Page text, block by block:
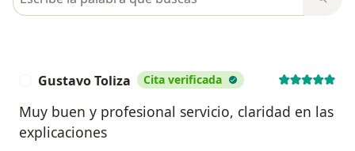
Gustavo Toliza Cita verificada
Muy buen y profesional servicio, claridad en las
explicaciones